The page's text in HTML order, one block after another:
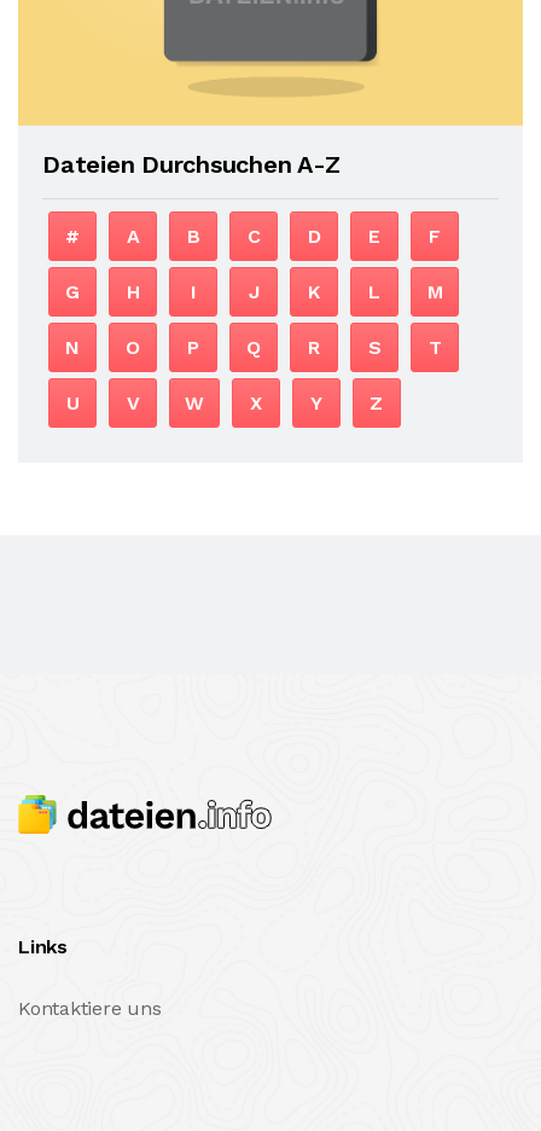
Dateien Durchsuchen A-Z
# A B C D E F
G H I J K L M
N O P Q R S T
U V W X Y Z
Links
Kontaktiere uns